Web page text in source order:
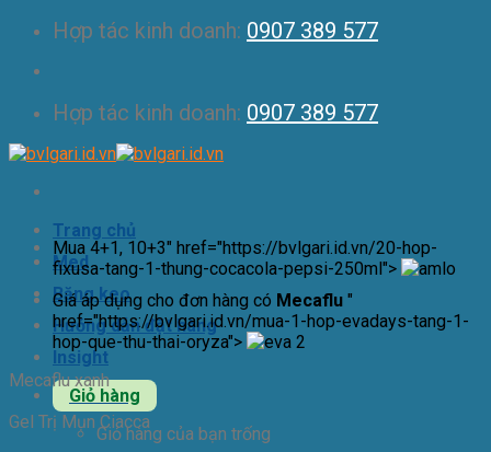
Skip
content
Hợp tác kinh doanh: 0907 389 577
Hợp tác kinh doanh: 0907 389 577
Trang chủ
Med
Băng keo
Hướng dẫn đặt hàng
Insight
Giỏ hàng
Giỏ hàng của bạn trống
Mua 4+1, 10+3" href="https://bvlgari.id.vn/20-hop-
fixusa-tang-1-thung-cocacola-pepsi-250ml">
Giá áp dụng cho đơn hàng có Mecaflu "
href="https://bvlgari.id.vn/mua-1-hop-evadays-tang-1-
hop-que-thu-thai-oryza">
Mecaflu xanh
Gel Trị Mụn Ciacca